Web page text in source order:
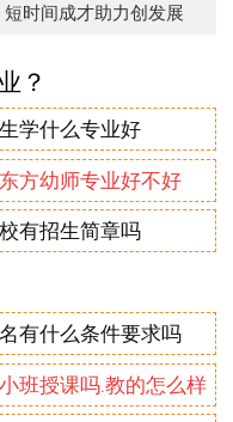
短时间成才助力创发展
？
学什么专业好
方幼师专业好不好
有招生简章吗
有什么条件要求吗
班授课吗.教的怎么样